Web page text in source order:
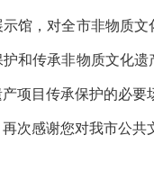
馆，对全市非物质
护和传承非物质文化
项目传承保护的必要
感谢您对我市公共